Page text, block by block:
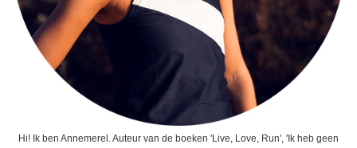
Hi! Ik ben Annemerel. Auteur van de boeken 'Live, Love, Run', 'Ik heb geen